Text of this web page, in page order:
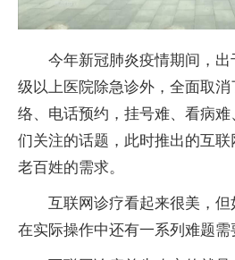
今年新冠肺炎疫情期间，
级以上医院除急诊外，全面取消
络、电话预约，挂号难、看病难
们关注的话题，此时推出的互
老百姓的需求。
互联网诊疗看起来很美，但
在实际操作中还有一系列难题需